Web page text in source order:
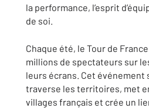
la performance, l’esprit
de soi.
Chaque été, le Tour de
millions de spectateurs sur
leurs écrans. Cet
traverse les territoires, met
villages français et crée un